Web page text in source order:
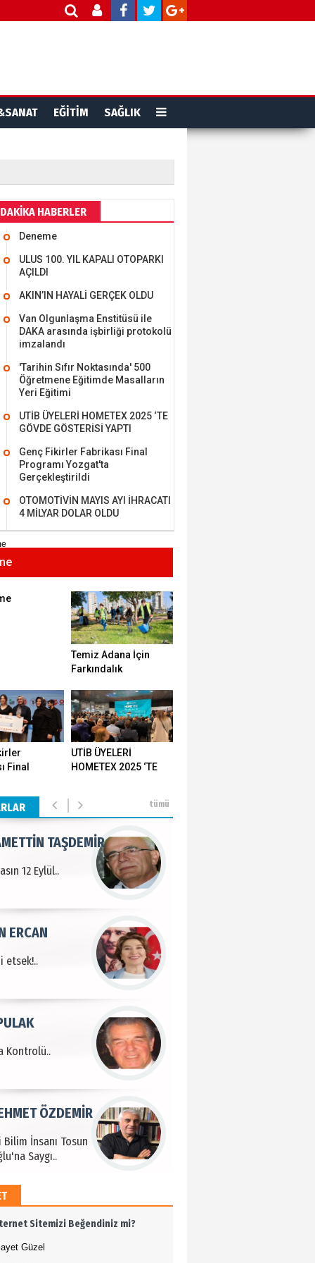
EĞİTİM SAĞLIK
HABERLER
Deneme
ULUS 100. YIL KAPALI OTOPARKI
AÇILDI
AKIN’IN HAYALİ GERÇEK OLDU
Van Olgunlaşma Enstitüsü ile
DAKA arasında işbirliği protokolü
imzalandı
'Tarihin Sıfır Noktasında' 500
Öğretmene Eğitimde Masalların
Yeri Eğitimi
UTİB ÜYELERİ HOMETEX 2025 ‘TE
GÖVDE GÖSTERİSİ YAPTI
Genç Fikirler Fabrikası Final
Programı Yozgat'ta
Gerçekleştirildi
OTOMOTİVİN MAYIS AYI İHRACATI
4 MİLYAR DOLAR OLDU
Temiz Adana İçin
Farkındalık
Final
UTİB ÜYELERİ
HOMETEX 2025 ‘TE
tümü
İnsanı Tosun
Saygı..
ÖZDEMİR
- Sağlık turizminde
başarı…
BULUZ
Ulusumuz:
KEMAL ZEYBEK
Köy
SOYSAL
para
27 Mayıs 1960
TAŞDEMİR
etsek!..
ERCAN
Kontrolü..
İnsanı Tosun
ÖZDEMİR
- Sağlık turizminde
BULUZ
KEMAL ZEYBEK
Sitemizi Beğendiniz mi?
Güzel